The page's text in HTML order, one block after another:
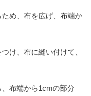
め、布を広げ、布端か
け、布に縫い付けて、
布端から1cmの部分